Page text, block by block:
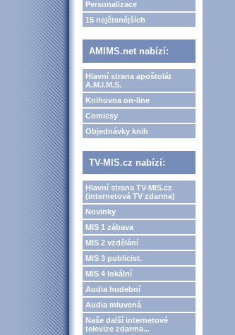
Personalizace
15 nejčtenějších
AMIMS.net nabízí:
Hlavní strana apoštolát
A.M.I.M.S.
Knihovna on-line
Comicsy
Objednávky knih
TV-MIS.cz nabízí:
Hlavní strana TV-MIS.cz
(internetová TV zdarma)
Novinky
MIS 1 zábava
MIS 2 vzdělání
MIS 3 publicist.
MIS 4 lokální
Audia hudební
Audia mluvená
Naše další internetové
televize zdarma...